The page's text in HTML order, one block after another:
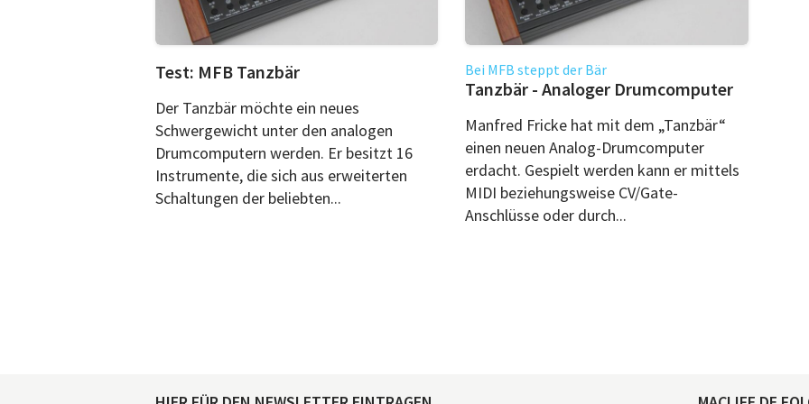
Test: MFB Tanzbär
Der Tanzbär möchte ein neues
Schwergewicht unter den analogen
Drumcomputern werden. Er besitzt 16
Instrumente, die sich aus erweiterten
Schaltungen der beliebten...
Bei MFB steppt der Bär
Tanzbär - Analoger Drumcomputer
Manfred Fricke hat mit dem „Tanzbär“
einen neuen Analog-Drumcomputer
erdacht. Gespielt werden kann er mittels
MIDI beziehungsweise CV/Gate-
Anschlüsse oder durch...